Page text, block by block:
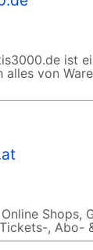
ist
von
, Abo-